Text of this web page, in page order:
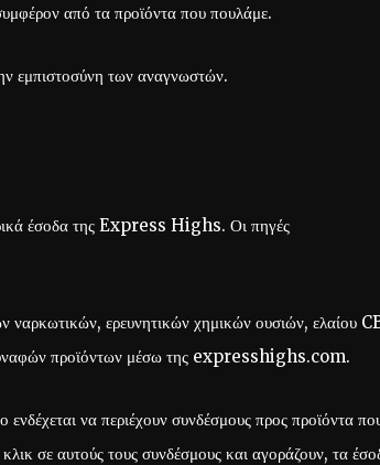
από τα προϊόντα που πουλάμε.
εμπιστοσύνη των αναγνωστών.
έσοδα της Express Highs. Οι πηγές
ερευνητικών χημικών ουσιών, ελαίου
προϊόντων μέσω της expresshighs.com.
να περιέχουν συνδέσμους προς προϊόντα
σε αυτούς τους συνδέσμους και αγοράζουν, τα